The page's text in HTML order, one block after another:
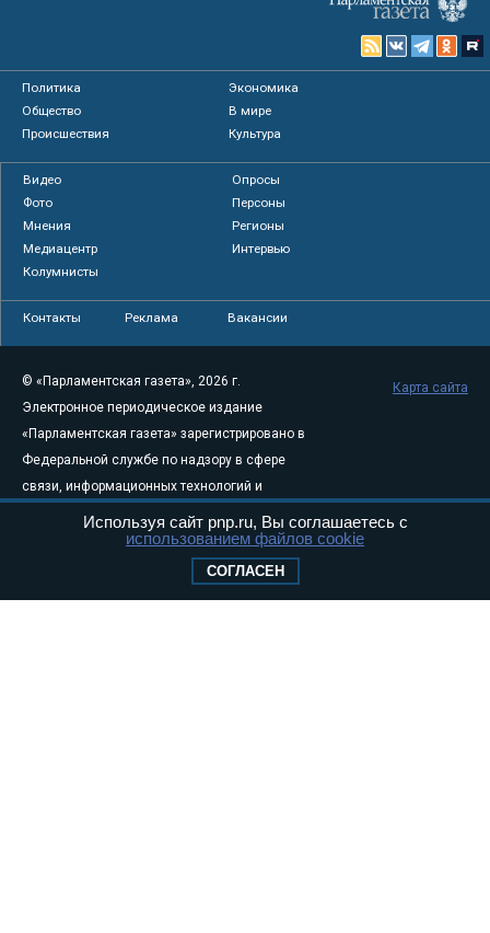
Политика
Экономика
Общество
В мире
Происшествия
Культура
Видео
Опросы
Фото
Персоны
Мнения
Регионы
Медиацентр
Интервью
Колумнисты
Контакты Реклама Вакансии
© «Парламентская газета», 2026 г.
Электронное периодическое издание
«Парламентская газета» зарегистрировано в
Федеральной службе по надзору в сфере
связи, информационных технологий и
августа 2011 года. 18+
Свидетельство о регистрации Эл № ФС77-
Карта сайта
Используя сайт pnp.ru, Вы соглашаетесь с
использованием файлов cookie
СОГЛАСЕН